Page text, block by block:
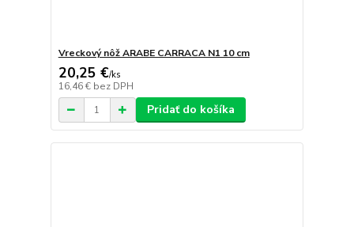
Vreckový nôž ARABE CARRACA N1 10 cm
20,25 €/ks
16,46 € bez DPH
Pridať do košíka